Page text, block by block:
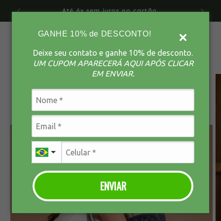
GANHE 10% de DESCONTO!
Deixe seu contato e ganhe 10% de desconto.
UM CUPOM APARECERÁ AQUI APÓS CLICAR
EM ENVIAR.
ENVIAR
para o
Até 6x sem juros no cartão
Carrinho
Pular para
do produto